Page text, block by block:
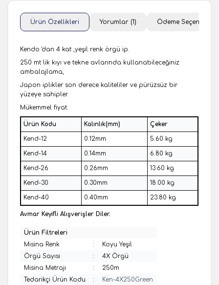
Ürün Özellikleri Yorumlar (1) Ödeme Seçenekleri
Kendo 'dan 4 kat ,yeşil renk örgü ip.
250 mt lik kıyı ve tekne avlarında kullanabileceğiniz
ambalajlama,
Japon iplikler son derece kaliteliler ve pürüzsüz bir
yüzeye sahipler.
Mükemmel fiyat.
Ürün Kodu Kalınlık(mm) Çeker
Kend-12 0.12mm 5.60 kg
Kend-14 0.14mm 6.80 kg
Kend-26 0.26mm 13.60 kg
Kend-30 0.30mm 18.00 kg
Kend-40 0.40mm 23.80 kg
Avmar Keyifli Alışverişler Diler.
Ürün Filtreleri
Misina Renk
:
Koyu Yeşil
Örgü Sayısı
:
4X Örgü
Misina Metrajı
:
250m
Tedarikçi Ürün Kodu
: Ken-4X250Green